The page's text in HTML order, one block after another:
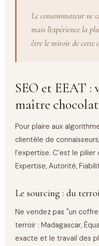
Le consommateur ne
mais l'expérience la
être le miroir de cette
SEO et EEAT :
maître
Pour plaire aux
clientèle de
l’expertise. C’est le pilier
Expertise, Autorité,
Le sourcing : du
Ne vendez pas "un
terroir : Madagascar,
exacte et le travail des